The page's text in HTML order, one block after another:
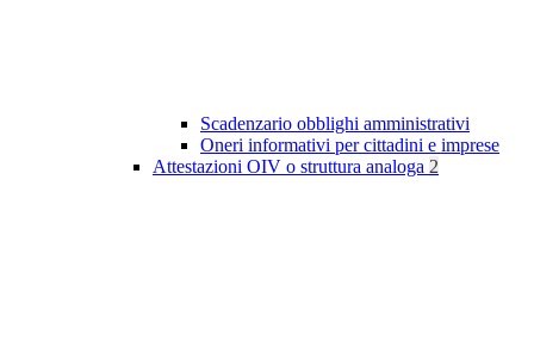
Scadenzario obblighi amministrativi
Oneri informativi per cittadini e imprese
Attestazioni OIV o struttura analoga 2